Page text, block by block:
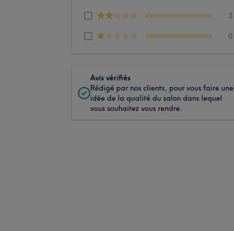
3
0
Avis vérifiés
Rédigé par nos clients, pour vous faire une
idée de la qualité du salon dans lequel
vous souhaitez vous rendre.